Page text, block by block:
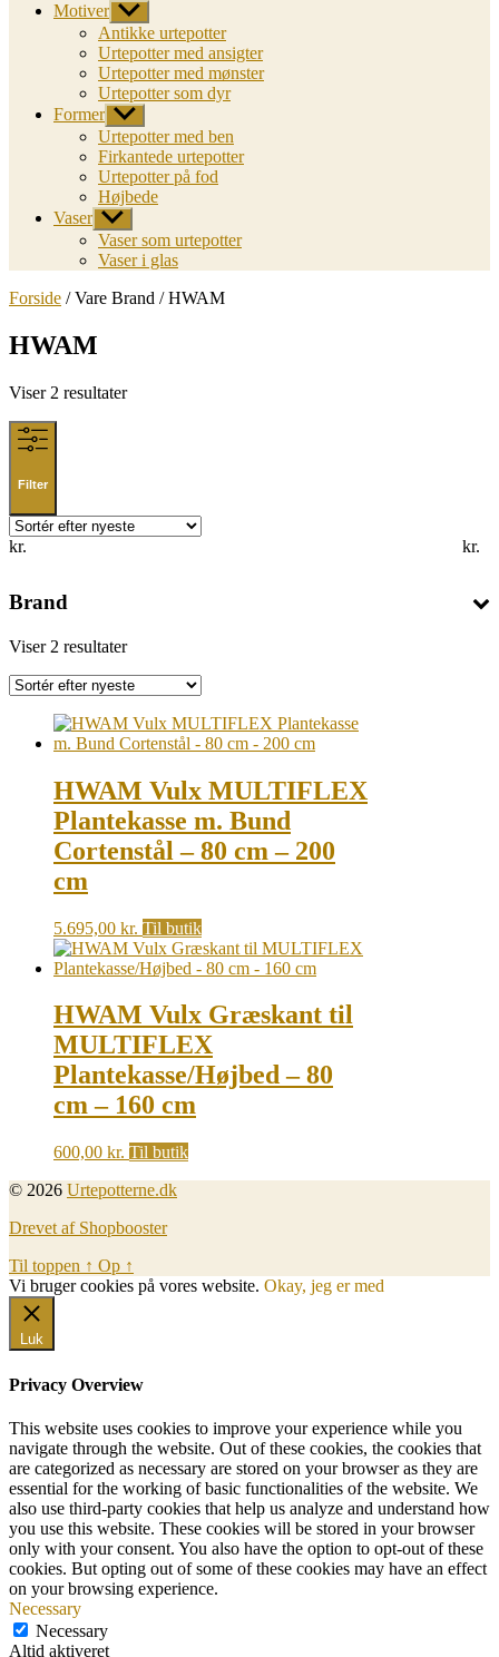
Motiver Vis
undermenu
Antikke urtepotter
Urtepotter med ansigter
Urtepotter med mønster
Urtepotter som dyr
Former Vis
undermenu
Urtepotter med ben
Firkantede urtepotter
Urtepotter på fod
Højbede
Vaser Vis
undermenu
Vaser som urtepotter
Vaser i glas
Forside / Vare Brand / HWAM
HWAM
Viser 2 resultaterSorted
Filter
kr. kr.
Brand
Viser 2 resultaterSorted
latest
HWAM Vulx MULTIFLEX
Plantekasse m. Bund
Cortenstål – 80 cm – 200
cm
5.695,00 kr. Til butik
HWAM Vulx Græskant til
MULTIFLEX
Plantekasse/Højbed – 80
cm – 160 cm
600,00 kr. Til butik
© 2026 Urtepotterne.dk
Drevet af Shopbooster
Til toppen ↑ Op ↑
Vi bruger cookies på vores website. Okay, jeg er med
Luk
Privacy Overview
This website uses cookies to improve your experience while you
navigate through the website. Out of these cookies, the cookies that
are categorized as necessary are stored on your browser as they are
essential for the working of basic functionalities of the website. We
also use third-party cookies that help us analyze and understand how
you use this website. These cookies will be stored in your browser
only with your consent. You also have the option to opt-out of these
cookies. But opting out of some of these cookies may have an effect
on your browsing experience.
Necessary
Necessary
Altid aktiveret